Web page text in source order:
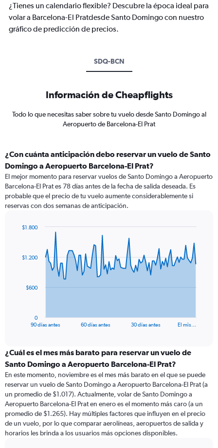
¿Tienes un calendario flexible? Descubre la época ideal para
volar a Barcelona-El Pratdesde Santo Domingo con nuestro
gráfico de predicción de precios.
SDQ-BCN
Información de Cheapflights
Todo lo que necesitas saber sobre tu vuelo desde Santo Domingo al
Aeropuerto de Barcelona-El Prat
¿Con cuánta anticipación debo reservar un vuelo de Santo
Domingo a Aeropuerto Barcelona-El Prat?
El mejor momento para reservar vuelos de Santo Domingo a Aeropuerto
Barcelona-El Prat es 78 días antes de la fecha de salida deseada. Es
probable que el precio de tu vuelo aumente considerablemente si
reservas con dos semanas de anticipación.
data
The
categories.
Range:
categories.
The
chart
has
1
Y
axis
90 días antes 60 días antes 30 días antes El mis…
0
$600
$1.200
$1.800
¿Cuál es el mes más barato para reservar un vuelo de
Santo Domingo a Aeropuerto Barcelona-El Prat?
En este momento, noviembre es el mes más barato en el que se puede
reservar un vuelo de Santo Domingo a Aeropuerto Barcelona-El Prat (a
un promedio de $1.017). Actualmente, volar de Santo Domingo a
Aeropuerto Barcelona-El Prat en enero es el momento más caro (a un
promedio de $1.265). Hay múltiples factores que influyen en el precio
de un vuelo, por lo que comparar aerolíneas, aeropuertos de salida y
horarios les brinda a los usuarios más opciones disponibles.